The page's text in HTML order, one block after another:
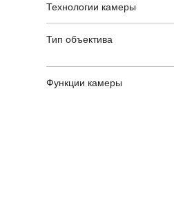
Технологии камеры
Тип объектива
Функции камеры